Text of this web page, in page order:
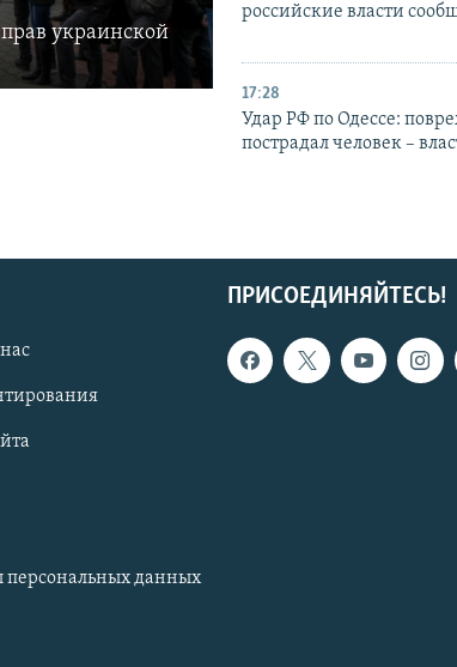
украинской
российские власти
17:28
Удар РФ по Одессе:
пострадал человек –
ПРИСОЕДИНЯЙТЕСЬ!
данных